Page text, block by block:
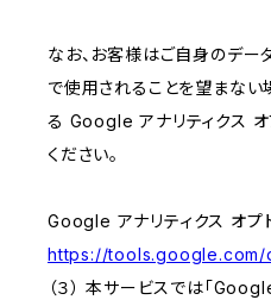
なお、お客様はご自身のデー
で使用されることを望まな
る Google アナリティクス オ
ください。
Google アナリティクス オプ
https://
（３） 本サービスでは「